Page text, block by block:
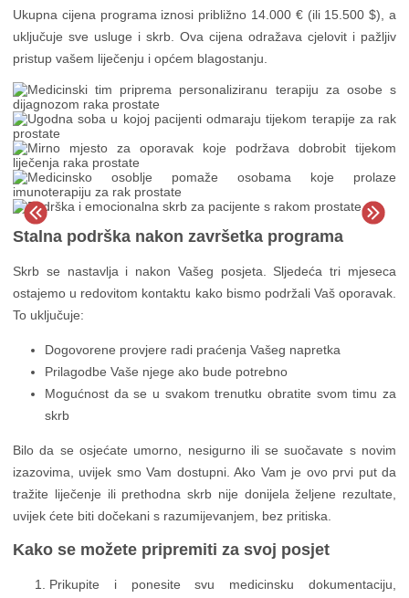
Ukupna cijena programa iznosi približno 14.000 € (ili 15.500 $), a
uključuje sve usluge i skrb. Ova cijena odražava cjelovit i pažljiv
pristup vašem liječenju i općem blagostanju.
Stalna podrška nakon završetka programa
Skrb se nastavlja i nakon Vašeg posjeta. Sljedeća tri mjeseca
ostajemo u redovitom kontaktu kako bismo podržali Vaš oporavak.
To uključuje:
Dogovorene provjere radi praćenja Vašeg napretka
Prilagodbe Vaše njege ako bude potrebno
Mogućnost da se u svakom trenutku obratite svom timu za
skrb
Bilo da se osjećate umorno, nesigurno ili se suočavate s novim
izazovima, uvijek smo Vam dostupni. Ako Vam je ovo prvi put da
tražite liječenje ili prethodna skrb nije donijela željene rezultate,
uvijek ćete biti dočekani s razumijevanjem, bez pritiska.
Kako se možete pripremiti za svoj posjet
Prikupite i ponesite svu medicinsku dokumentaciju,